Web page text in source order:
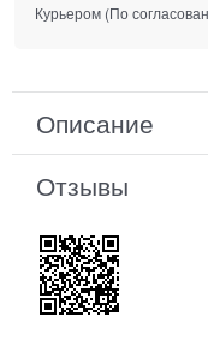
Курьером (По
Описание
Отзывы